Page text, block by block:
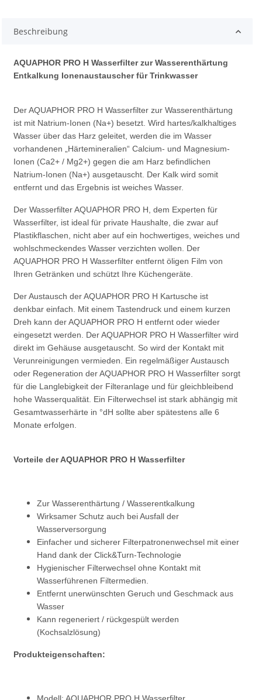
Beschreibung
AQUAPHOR PRO H Wasserfilter zur Wasserenthärtung
Entkalkung Ionenaustauscher für Trinkwasser
Der AQUAPHOR PRO H Wasserfilter zur Wasserenthärtung
ist mit Natrium-Ionen (Na+) besetzt. Wird hartes/kalkhaltiges
Wasser über das Harz geleitet, werden die im Wasser
vorhandenen „Härtemineralien“ Calcium- und Magnesium-
Ionen (Ca2+ / Mg2+) gegen die am Harz befindlichen
Natrium-Ionen (Na+) ausgetauscht. Der Kalk wird somit
entfernt und das Ergebnis ist weiches Wasser.
Der Wasserfilter AQUAPHOR PRO H, dem Experten für
Wasserfilter, ist ideal für private Haushalte, die zwar auf
Plastikflaschen, nicht aber auf ein hochwertiges, weiches und
wohlschmeckendes Wasser verzichten wollen. Der
AQUAPHOR PRO H Wasserfilter entfernt öligen Film von
Ihren Getränken und schützt Ihre Küchengeräte.
Der Austausch der AQUAPHOR PRO H Kartusche ist
denkbar einfach. Mit einem Tastendruck und einem kurzen
Dreh kann der AQUAPHOR PRO H entfernt oder wieder
eingesetzt werden. Der AQUAPHOR PRO H Wasserfilter wird
direkt im Gehäuse ausgetauscht. So wird der Kontakt mit
Verunreinigungen vermieden. Ein regelmäßiger Austausch
oder Regeneration der AQUAPHOR PRO H Wasserfilter sorgt
für die Langlebigkeit der Filteranlage und für gleichbleibend
hohe Wasserqualität. Ein Filterwechsel ist stark abhängig mit
Gesamtwasserhärte in °dH sollte aber spätestens alle 6
Monate erfolgen.
Vorteile der AQUAPHOR PRO H Wasserfilter
Zur Wasserenthärtung / Wasserentkalkung
Wirksamer Schutz auch bei Ausfall der
Wasserversorgung
Einfacher und sicherer Filterpatronenwechsel mit einer
Hand dank der Click&Turn-Technologie
Hygienischer Filterwechsel ohne Kontakt mit
Wasserführenen Filtermedien.
Entfernt unerwünschten Geruch und Geschmack aus
Wasser
Kann regeneriert / rückgespült werden
(Kochsalzlösung)
Produkteigenschaften: